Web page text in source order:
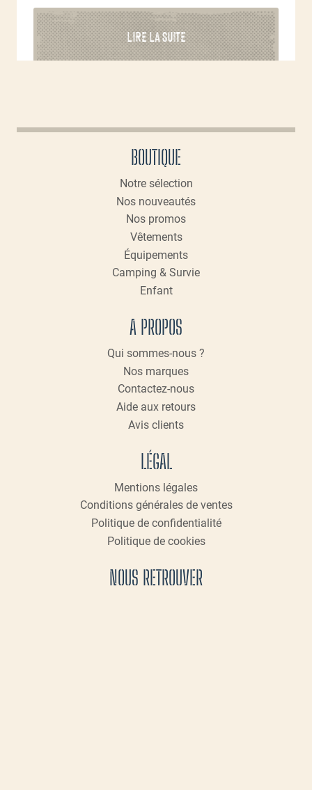
LIRE LA SUITE
BOUTIQUE
Notre sélection
Nos nouveautés
Nos promos
Vêtements
Équipements
Camping & Survie
Enfant
A PROPOS
Qui sommes-nous ?
Nos marques
Contactez-nous
Aide aux retours
Avis clients
LÉGAL
Mentions légales
Conditions générales de ventes
Politique de confidentialité
Politique de cookies
NOUS RETROUVER